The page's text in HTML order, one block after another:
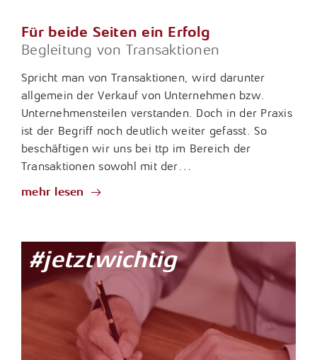
Für beide Seiten ein Erfolg
Begleitung von Transaktionen
Spricht man von Transaktionen, wird darunter
allgemein der Verkauf von Unternehmen bzw.
Unternehmensteilen verstanden. Doch in der Praxis
ist der Begriff noch deutlich weiter gefasst. So
beschäftigen wir uns bei ttp im Bereich der
Transaktionen sowohl mit der…
mehr lesen
#jetztwichtig